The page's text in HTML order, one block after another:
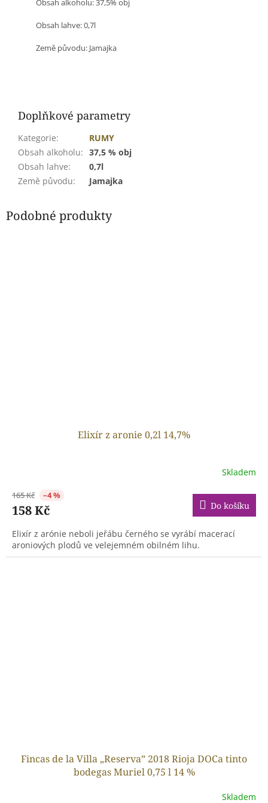
Obsah alkoholu: 37,5% obj
Obsah lahve: 0,7l
Země původu: Jamajka
Doplňkové parametry
Kategorie:
RUMY
Obsah alkoholu: 37,5 % obj
Obsah lahve:
0,7l
Země původu: Jamajka
Podobné produkty
Elixír z aronie 0,2l 14,7%
Skladem
165 Kč –4 %
158 Kč Do košíku
Elixír z arónie neboli jeřábu černého se vyrábí macerací
aroniových plodů ve velejemném obilném lihu.
Fincas de la Villa „Reserva” 2018 Rioja DOCa tinto
bodegas Muriel 0,75 l 14 %
Skladem